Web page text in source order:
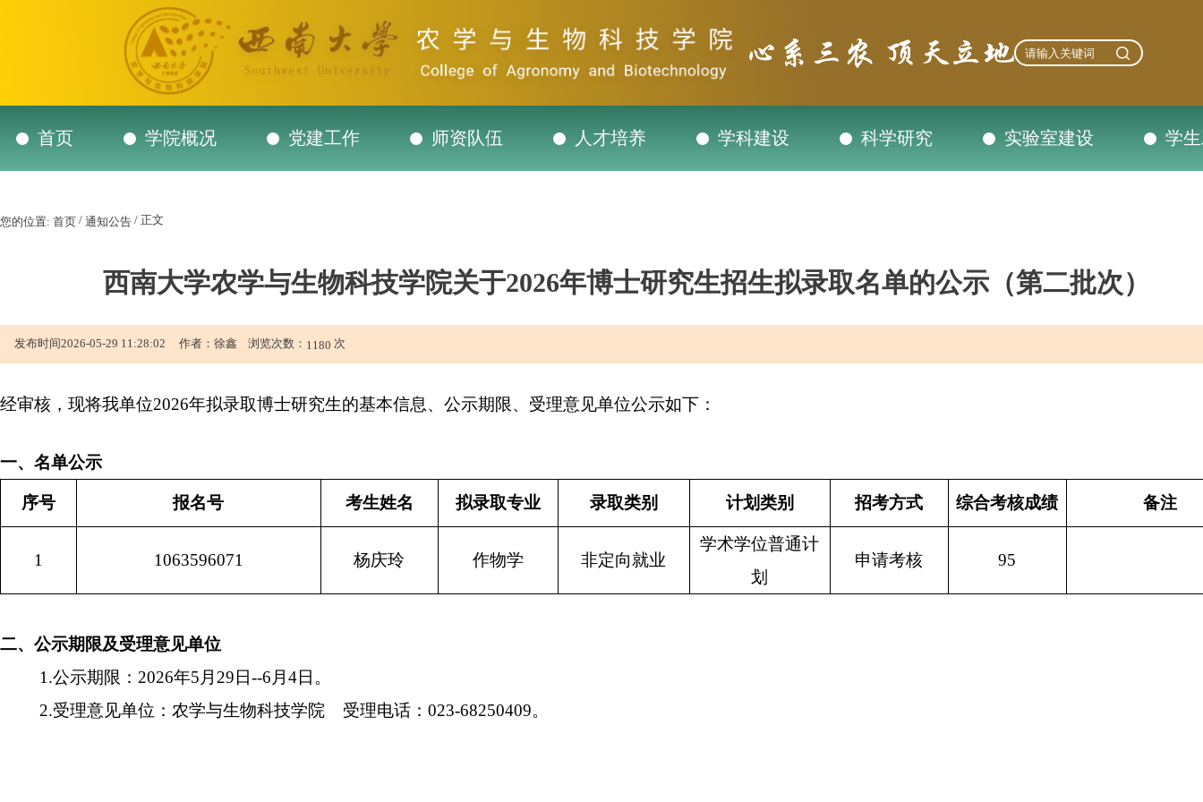
首页 学院概况 党建工作 师资队伍 人才培养 学科建设 科学研究 实验室建设 学
您的位置: 首页 / 通知公告 / 正文
西南大学农学与生物科技学院关于2026年博士研究生招生拟录取名单的公示（第二批次）
发布时间2026-05-29 11:28:02 作者：徐鑫 浏览次数： 1180 次
经审核，现将我单位2026年拟录取博士研究生的基本信息、公示期限、受理意见单位公示如下：
一、名单公示
序号 报名号 考生姓名 拟录取专业 录取类别 计划类别 招考方式 综合考核成绩 备注
1 1063596071 杨庆玲 作物学 非定向就业
学术学位普通计
划
申请考核 95
二、公示期限及受理意见单位
1.公示期限： 2026年5 月 29 日--6 月4日。
2.受理意见单位：农学与生物科技学院 受理电话：023-68250409。